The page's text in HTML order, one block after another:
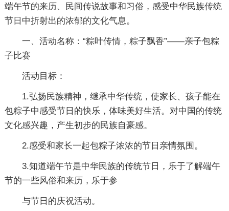
端午节的来历、民间传说故事和习俗，感受中华民族传统
节日中折射出的浓郁的文化气息。
一、活动名称：“粽叶传情，粽子飘香”――亲子包粽
子比赛
活动目标：
1.弘扬民族精神，继承中华传统，使家长、孩子能在
包粽子中感受节日的快乐，体味美好生活。对中国的传统
文化感兴趣，产生初步的民族自豪感。
2.感受和家长一起包粽子浓浓的节日亲情氛围。
3.知道端午节是中华民族的传统节日，乐于了解端午
节的一些风俗和来历，乐于参
与节日的庆祝活动。